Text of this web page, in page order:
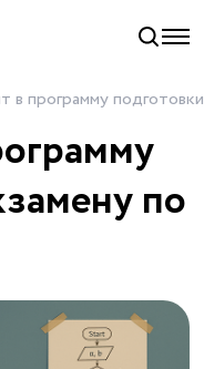
в программу
по